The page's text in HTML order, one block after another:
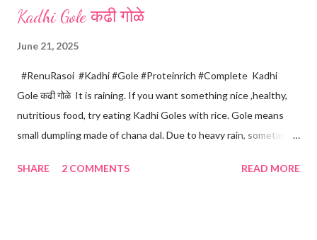
Kadhi Gole कढी गोळे
June 21, 2025
#RenuRasoi #Kadhi #Gole #Proteinrich #Complete Kadhi
Gole कढी गोळे It is raining. If you want something nice ,healthy,
nutritious food, try eating Kadhi Goles with rice. Gole means
small dumpling made of chana dal. Due to heavy rain, sometimes
Kadhi Gole by using the ingredients that are available easily in
SHARE 2 COMMENTS READ MORE